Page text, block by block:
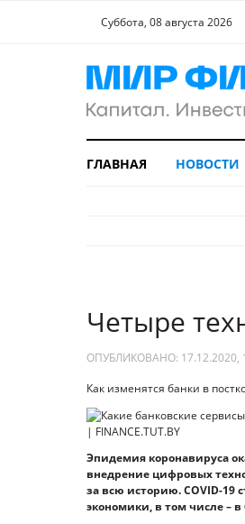
Суббота, 08 августа 2026
ГЛАВНАЯ НОВОСТИ
Четыре
ОПУБЛИКОВАНО: 17.12.2020,
Как изменятся банки в
Эпидемия коронавируса
внедрение цифровых
за всю историю. COVID-
экономики, в том числе – в